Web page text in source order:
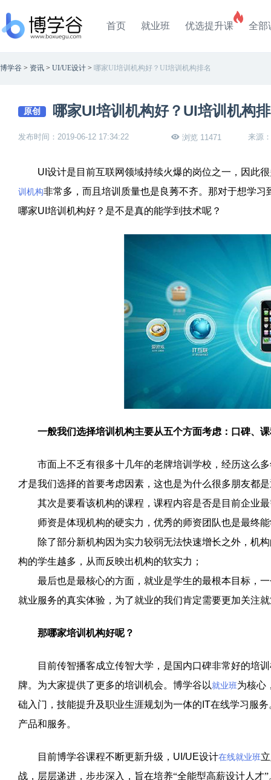
首页 就业班 优选提升课 全部
博学谷 > 资讯 > UI/UE设计 > 哪家UI培训机构好？UI培训机构排名
原创 哪家UI培训机构好？UI培训机构
发布时间：2019-06-12 17:34:22 浏览 11471 来源
UI 设计是目前互联网领域持续火爆的岗位之一，因此
训机构非常多，而且培训质量也是良莠不齐。那对于想学
哪家UI 培训机构好？是不是真的能学到技术呢？
一般我们选择培训机构主要从五个方面考虑：口碑、
市面上不乏有很多十几年的老牌培训学校，经历这么多
才是我们选择的首要考虑因素，这也是为什么很多朋友都
其次是要看该机构的课程，课程内容是否是目前企业最
师资是体现机构的硬实力，优秀的师资团队也是最终能
除了部分新机构因为实力较弱无法快速增长之外，机构
构的学生越多，从而反映出机构的软实力；
最后也是最核心的方面，就业是学生的最根本目标，一
就业服务的真实体验，为了就业的我们肯定需要更加关注
那哪家培训机构好呢？
目前传智播客成立传智大学，是国内口碑非常好的培训
牌。为大家提供了更多的培训机会。博学谷以就业班为核心
础入门，技能提升及职业生涯规划为一体的 IT在线学习服务
产品和服务。
目前博学谷课程不断更新升级， UI/UE设计在线就业班
战，层层递进，步步深入，旨在培养“全能型高薪设计人才